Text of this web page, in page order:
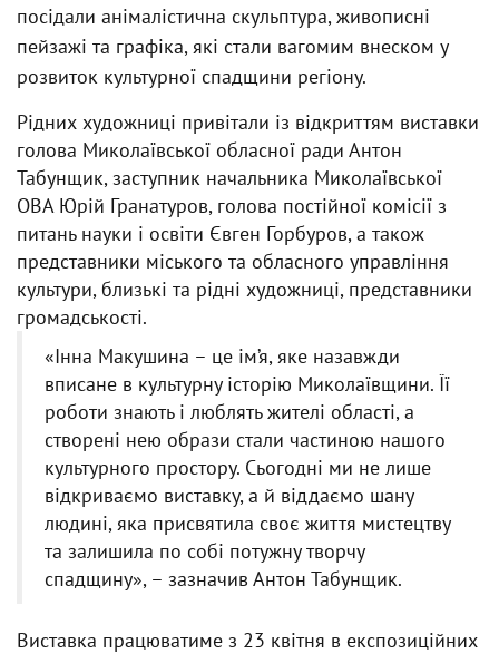
посідали анімалістична скульптура, живописні
пейзажі та графіка, які стали вагомим внеском у
розвиток культурної спадщини регіону.
Рідних художниці привітали із відкриттям виставки
голова Миколаївської обласної ради Антон
Табунщик, заступник начальника Миколаївської
ОВА Юрій Гранатуров, голова постійної комісії з
питань науки і освіти Євген Горбуров, а також
представники міського та обласного управління
культури, близькі та рідні художниці, представники
громадськості.
«Інна Макушина – це ім’я, яке назавжди
вписане в культурну історію Миколаївщини. Її
роботи знають і люблять жителі області, а
створені нею образи стали частиною нашого
культурного простору. Сьогодні ми не лише
відкриваємо виставку, а й віддаємо шану
людині, яка присвятила своє життя мистецтву
та залишила по собі потужну творчу
спадщину», – зазначив Антон Табунщик.
Виставка працюватиме з 23 квітня в експозиційних